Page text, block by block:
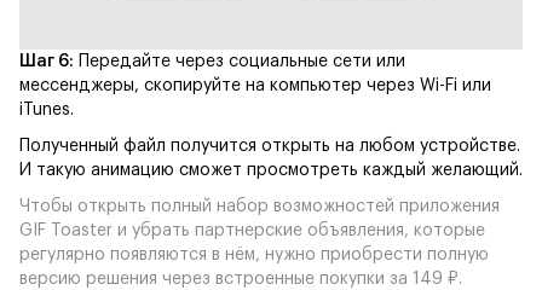
Шаг 6: Передайте через социальные сети или
мессенджеры, скопируйте на компьютер через Wi-Fi или
iTunes.
Полученный файл получится открыть на любом устройстве.
И такую анимацию сможет просмотреть каждый желающий.
Чтобы открыть полный набор возможностей приложения
GIF Toaster и убрать партнерские объявления, которые
регулярно появляются в нём, нужно приобрести полную
версию решения через встроенные покупки за 149 ₽.